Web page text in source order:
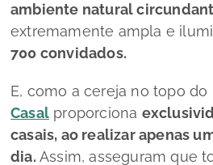
ambiente natural
extremamente ampla e
700 convidados.
E, como a cereja no topo
Casal proporciona
casais, ao realizar apenas
dia. Assim, asseguram que